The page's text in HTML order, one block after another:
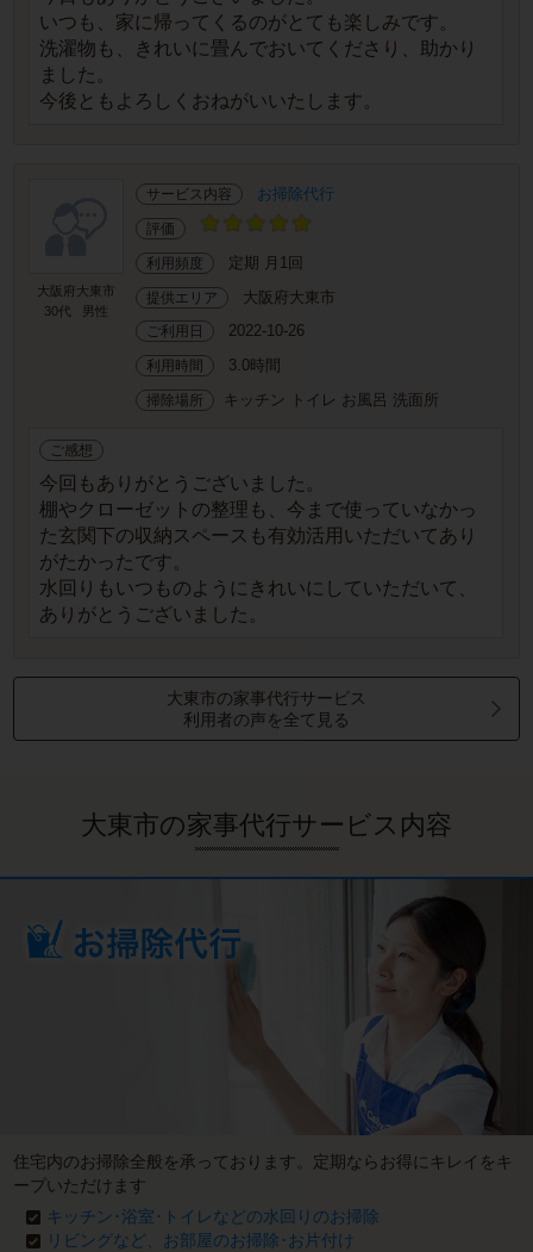
いつも、家に帰ってくるのがとても楽しみです。
洗濯物も、きれいに畳んでおいてくださり、助かり
ました。
今後ともよろしくおねがいいたします。
大阪府大東市
30代
男性
サービス内容 お掃除代行
評価
利用頻度 定期 月1回
提供エリア 大阪府大東市
ご利用日 2022-10-26
利用時間 3.0時間
掃除場所 キッチン トイレ お風呂 洗面所
ご感想
今回もありがとうございました。
棚やクローゼットの整理も、今まで使っていなかっ
た玄関下の収納スペースも有効活用いただいてあり
がたかったです。
水回りもいつものようにきれいにしていただいて、
ありがとうございました。
大東市の家事代行サービス
利用者の声を全て見る
大東市の家事代行サービス内容
住宅内のお掃除全般を承っております。定期ならお得にキレイをキ
ープいただけます
キッチン･浴室･トイレなどの水回りのお掃除
リビングなど、お部屋のお掃除･お片付け